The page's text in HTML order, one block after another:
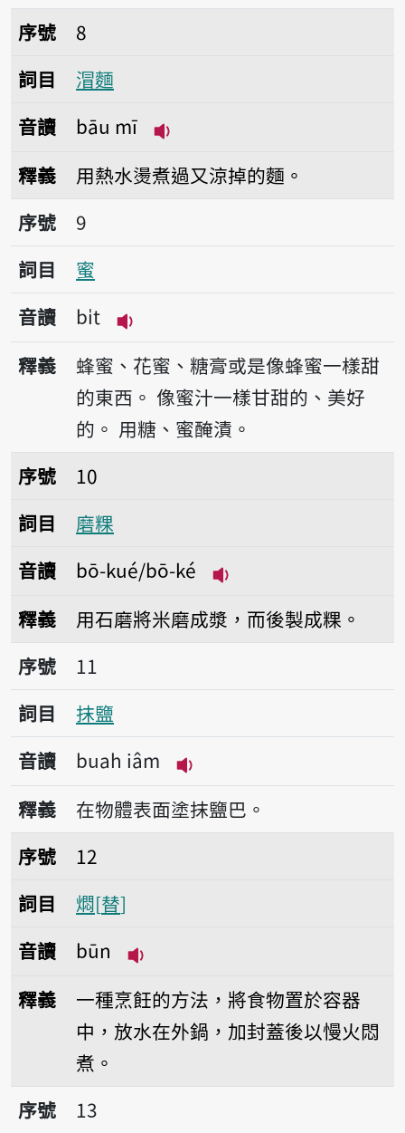
序號8㴘麵
序號
8
詞目
㴘麵
音讀
bāu mī
釋義
用熱水燙煮過又涼掉的麵。
序號9蜜
序號
9
詞目
蜜
音讀
bi̍t
播放音讀bi̍t
釋義
蜂蜜、花蜜、糖膏或是像蜂蜜一樣甜
的東西。 像蜜汁一樣甘甜的、美好
的。 用糖、蜜醃漬。
序號10磨粿
序號
10
詞目
磨粿
音讀
bō-kué/bō-ké
釋義
用石磨將米磨成漿，而後製成粿。
序號11抹鹽
序號
11
詞目
抹鹽
音讀
buah iâm
播放音讀buah iâm
釋義
在物體表面塗抹鹽巴。
序號12燜
序號
12
詞目
燜 替
音讀
būn
釋義
一種烹飪的方法，將食物置於容器
中，放水在外鍋，加封蓋後以慢火悶
煮。
序號13燜飯
序號 13